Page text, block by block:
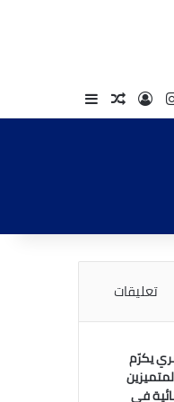
انستقرامتسجيل الدخول
مقال عشوائي
إضافة عمود
تعليقات
يكرّم
في